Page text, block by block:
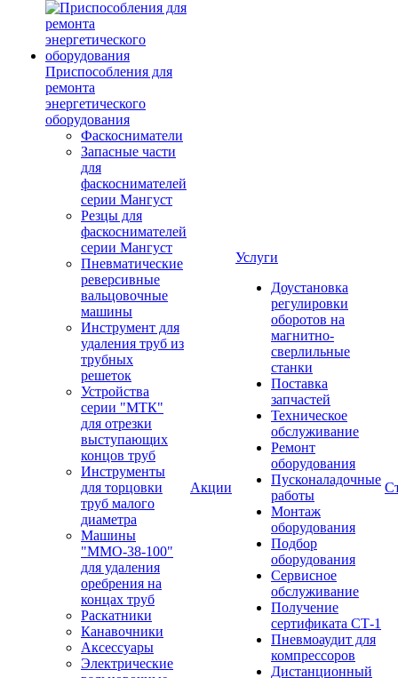
Приспособления для
ремонта
энергетического
оборудования
Фаскосниматели
Запасные части
для
фаскоснимателей
серии Мангуст
Резцы для
фаскоснимателей
серии Мангуст
Пневматические
реверсивные
вальцовочные
машины
Инструмент для
удаления труб из
трубных
решеток
Устройства
серии "МТК"
для отрезки
выступающих
концов труб
Инструменты
для торцовки
труб малого
диаметра
Машины
"ММО-38-100"
для удаления
оребрения на
концах труб
Раскатники
Канавочники
Аксессуары
Электрические
Акции
Услуги
Доустановка
регулировки
оборотов на
магнитно-
сверлильные
станки
Поставка
запчастей
Техническое
обслуживание
Ремонт
оборудования
Пусконаладочные
работы
Монтаж
оборудования
Подбор
оборудования
Сервисное
обслуживание
Получение
сертификата СТ-1
Пневмоаудит для
компрессоров
Дистанционный